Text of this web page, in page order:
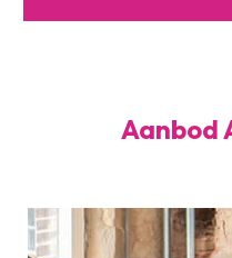
Aanbod